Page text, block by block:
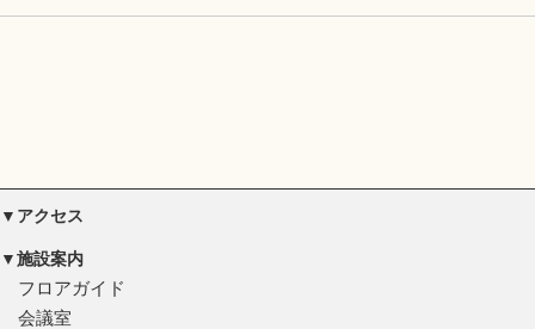
▼アクセス
▼施設案内
フロアガイド
会議室